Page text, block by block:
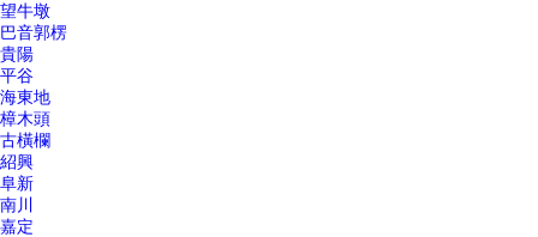
望牛墩
巴音郭楞
貴陽
平谷
海東地
樟木頭
古橫欄
紹興
阜新
南川
嘉定